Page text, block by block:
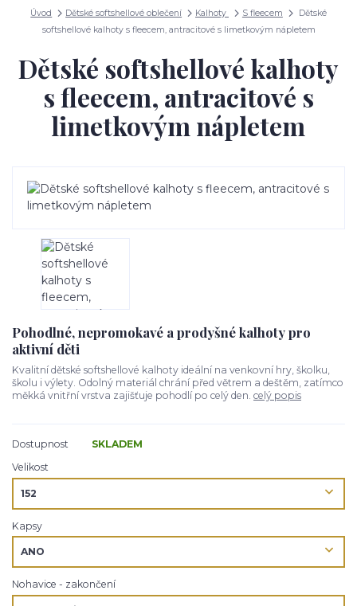
Úvod Dětské softshellové oblečení Kalhoty S fleecem
Dětské
softshellové kalhoty s fleecem, antracitové s limetkovým nápletem
Dětské softshellové kalhoty
s fleecem, antracitové s
limetkovým nápletem
Pohodlné, nepromokavé a prodyšné kalhoty pro
aktivní děti
Kvalitní dětské softshellové kalhoty ideální na venkovní hry, školku,
školu i výlety. Odolný materiál chrání před větrem a deštěm, zatímco
měkká vnitřní vrstva zajišťuje pohodlí po celý den. celý popis
Dostupnost
SKLADEM
Velikost
Kapsy
Nohavice - zakončení